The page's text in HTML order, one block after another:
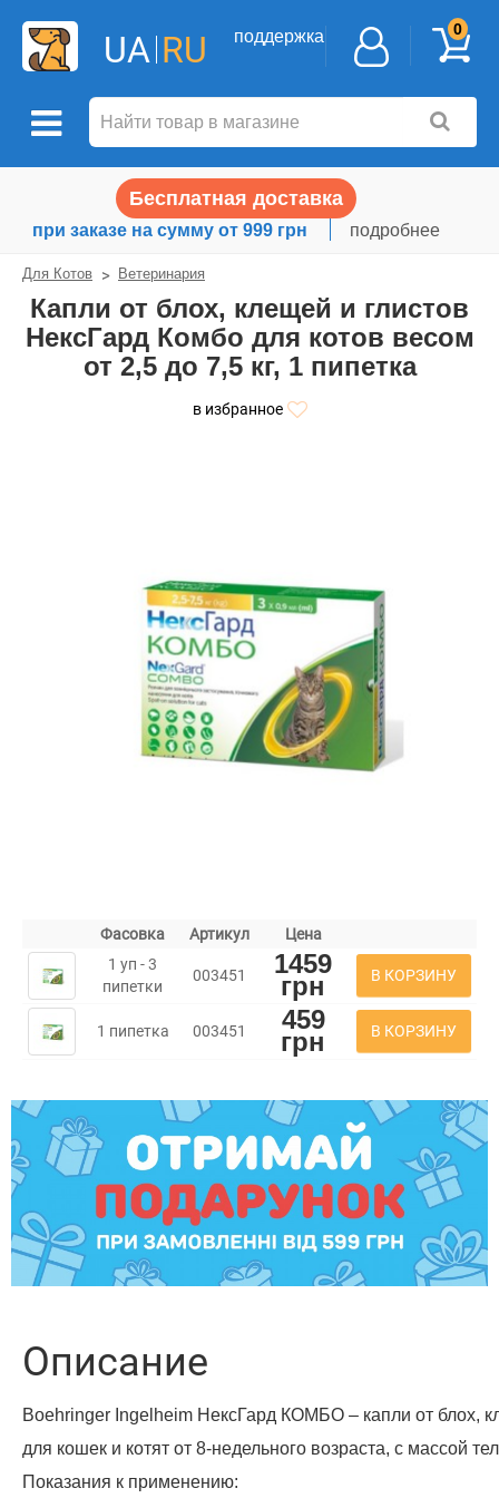
UA RU поддержка 0
Бесплатная доставка
при заказе на сумму от 999 грн подробнее
Для Котов Ветеринария
Капли от блох, клещей и глистов
НексГард Комбо для котов весом
от 2,5 до 7,5 кг, 1 пипетка
в избранное
Фасовка Артикул
Цена
1 уп - 3
пипетки
003451 1459
грн В КОРЗИНУ
1 пипетка 003451 459
грн В КОРЗИНУ
Описание
Boehringer Ingelheim НексГард КОМБО – капли от блох,
для кошек и котят от 8-недельного возраста, с массой
Показания к применению: